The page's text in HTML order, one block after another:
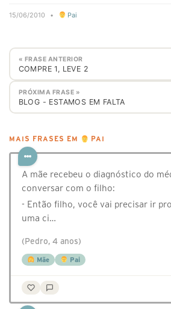
15/06/2010 • Pai
« FRASE ANTERIOR
COMPRE 1, LEVE 2
PRÓXIMA FRASE »
BLOG - ESTAMOS EM FALTA
MAIS FRASES EM PAI
A mãe recebeu o diagnóstico do
conversar com o filho:
- Então filho, você vai precisar ir
uma ci…
(Pedro, 4 anos)
Mãe Pai